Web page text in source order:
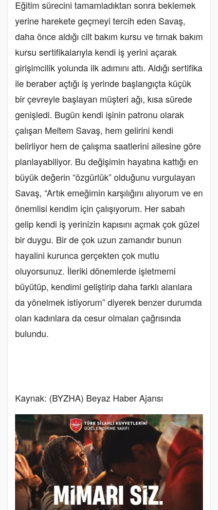
Eğitim sürecini tamamladıktan sonra beklemek
yerine harekete geçmeyi tercih eden Savaş,
daha önce aldığı cilt bakım kursu ve tırnak bakım
kursu sertifikalarıyla kendi iş yerini açarak
girişimcilik yolunda ilk adımını attı. Aldığı sertifika
ile beraber açtığı iş yerinde başlangıçta küçük
bir çevreyle başlayan müşteri ağı, kısa sürede
genişledi. Bugün kendi işinin patronu olarak
çalışan Meltem Savaş, hem gelirini kendi
belirliyor hem de çalışma saatlerini ailesine göre
planlayabiliyor. Bu değişimin hayatına kattığı en
büyük değerin “özgürlük” olduğunu vurgulayan
Savaş, “Artık emeğimin karşılığını alıyorum ve en
önemlisi kendim için çalışıyorum. Her sabah
gelip kendi iş yerinizin kapısını açmak çok güzel
bir duygu. Bir de çok uzun zamandır bunun
hayalini kurunca gerçekten çok mutlu
oluyorsunuz. İleriki dönemlerde işletmemi
büyütüp, kendimi geliştirip daha farklı alanlara
da yönelmek istiyorum” diyerek benzer durumda
olan kadınlara da cesur olmaları çağrısında
bulundu.
Kaynak: (BYZHA) Beyaz Haber Ajansı